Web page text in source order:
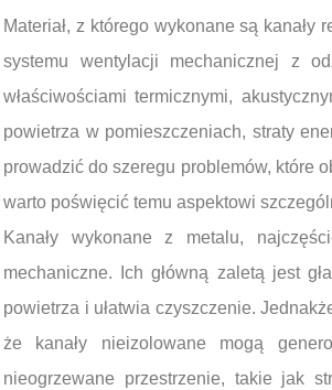
Materiał, z którego wykonane są
systemu wentylacji mechanicznej z
właściwościami termicznymi,
powietrza w pomieszczeniach, straty
prowadzić do szeregu problemów, które
warto poświęcić temu aspektowi
Kanały wykonane z metalu,
mechaniczne. Ich główną zaletą jest
powietrza i ułatwia czyszczenie.
że kanały nieizolowane mogą
nieogrzewane przestrzenie, takie jak